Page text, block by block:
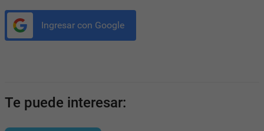
Ingresar con Google
Te puede interesar: